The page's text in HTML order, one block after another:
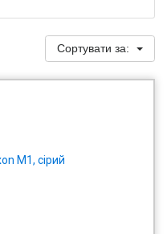
Сортувати за: